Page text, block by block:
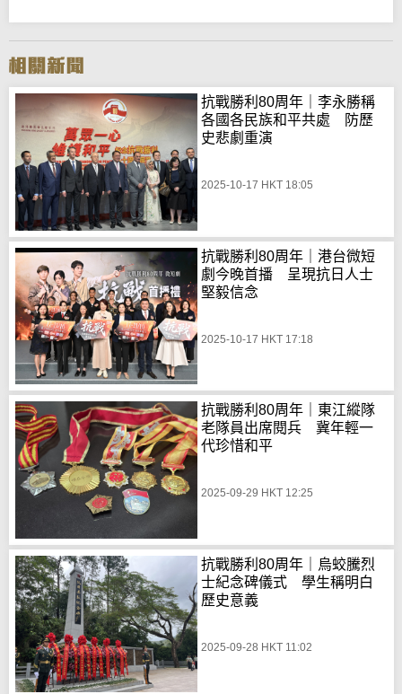
抗戰勝利80周年｜李永勝稱
各國各民族和平共處 防歷
史悲劇重演
2025-10-17 HKT 18:05
抗戰勝利80周年｜港台微短
劇今晚首播 呈現抗日人士
堅毅信念
2025-10-17 HKT 17:18
抗戰勝利80周年｜東江縱隊
老隊員出席閱兵 冀年輕一
代珍惜和平
2025-09-29 HKT 12:25
抗戰勝利80周年｜烏蛟騰烈
士紀念碑儀式 學生稱明白
歷史意義
2025-09-28 HKT 11:02